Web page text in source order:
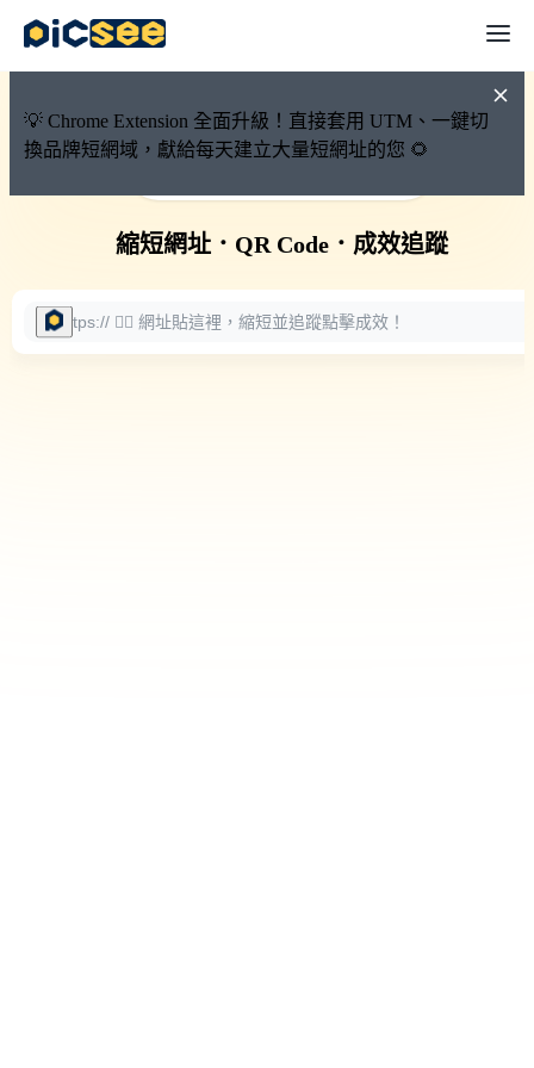
💡 Chrome Extension 全面升級！直接套用 UTM、一鍵切
換品牌短網域，獻給每天建立大量短網址的您 🌻
🚀 PicSee 短網址永久有效
縮短網址． QR Code． 成效追蹤